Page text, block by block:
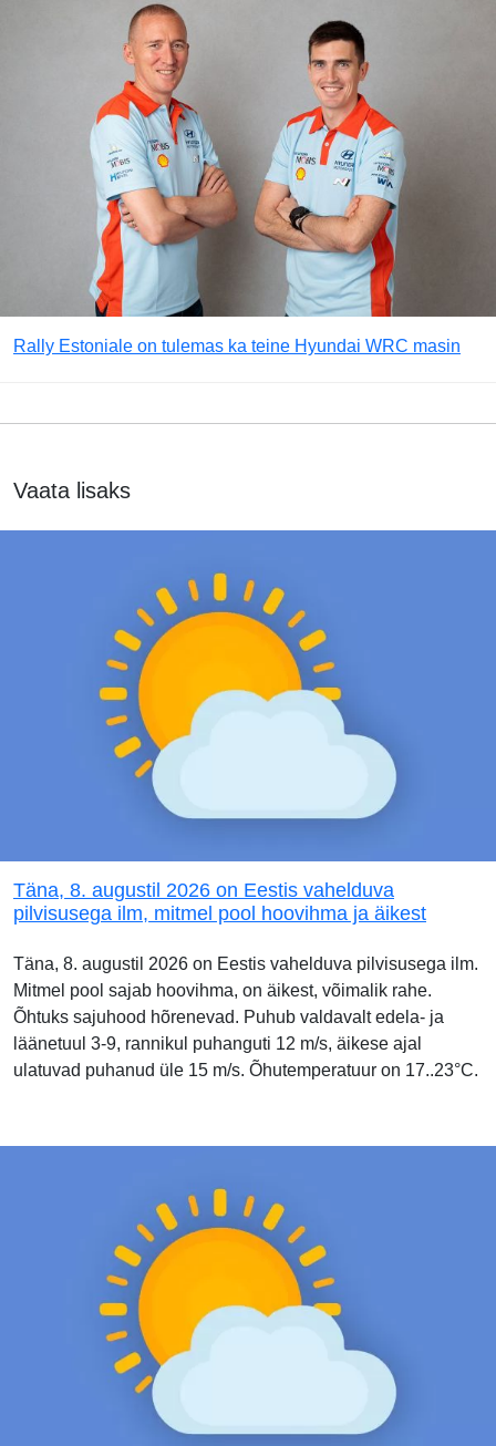
Rally Estoniale on tulemas ka teine Hyundai WRC masin
Vaata lisaks
Täna, 8. augustil 2026 on Eestis vahelduva
pilvisusega ilm, mitmel pool hoovihma ja äikest
Täna, 8. augustil 2026 on Eestis vahelduva pilvisusega ilm.
Mitmel pool sajab hoovihma, on äikest, võimalik rahe.
Õhtuks sajuhood hõrenevad. Puhub valdavalt edela- ja
läänetuul 3-9, rannikul puhanguti 12 m/s, äikese ajal
ulatuvad puhanud üle 15 m/s. Õhutemperatuur on 17..23°C.